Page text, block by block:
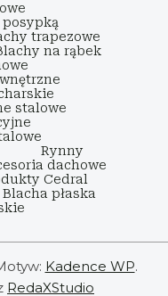
trapezowe
na rąbek
stalowe
Rynny
dachowe
Cedral
Blacha płaska
Kadence WP.
RedaXStudio